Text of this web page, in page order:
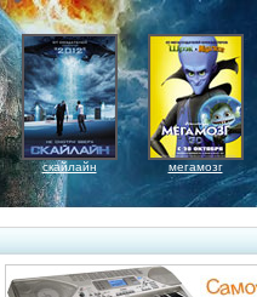
скайлайн мегамозг